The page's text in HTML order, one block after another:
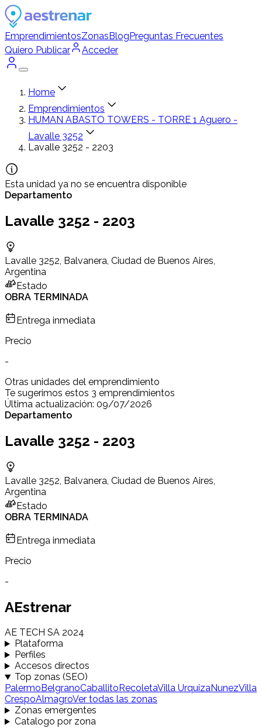
EmprendimientosZonasBlogPreguntas Frecuentes
Quiero Publicar
Acceder
Home
Emprendimientos
HUMAN ABASTO TOWERS - TORRE 1 Aguero -
Lavalle 3252
Lavalle 3252 - 2203
Esta unidad ya no se encuentra disponible
Departamento
Lavalle 3252 - 2203
Lavalle 3252, Balvanera, Ciudad de Buenos Aires,
Argentina
Estado
OBRA TERMINADA
Entrega inmediata
Precio
-
Otras unidades del emprendimiento
Te sugerimos estos 3 emprendimientos
Última actualización: 09/07/2026
Departamento
Lavalle 3252 - 2203
Lavalle 3252, Balvanera, Ciudad de Buenos Aires,
Argentina
Estado
OBRA TERMINADA
Entrega inmediata
Precio
-
AEstrenar
AE TECH SA 2024
Plataforma
Perfiles
Accesos directos
Top zonas (SEO)
Palermo BelgranoCaballito RecoletaVilla UrquizaNunezVilla
CrespoAlmagroVer todas las zonas
Zonas emergentes
Catalogo por zona